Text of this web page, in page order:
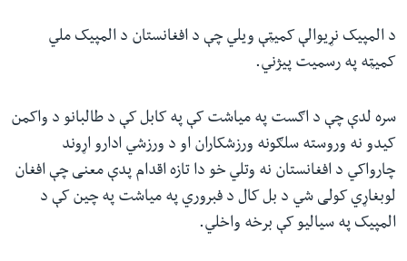
د المپیک نړیوالې کمیټې ویلي چې د افغانستان د المپیک ملي
کمیټه په رسمیت پیژني.
سره لدې چې د اګست په میاشت کې په کابل کې د طالبانو د واکمن
کیدو نه وروسته سلګونه ورزشکاران او د ورزشي ادارو اړوند
چارواکي د افغانستان نه وتلي خو دا تازه اقدام پدې معنی چې افغان
لوبغاړي کولی شي د بل کال د فبروري په میاشت په چین کې د
المپیک په سیالیو کې برخه واخلي.